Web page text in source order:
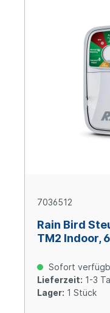
7036512
Rain Bird
TM2 Indoor,
Sofort
Lieferzeit: 1-3
Lager: 1 Stück